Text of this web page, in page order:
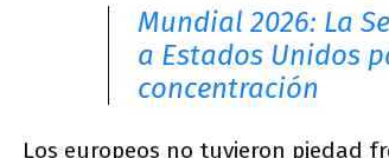
Mundial 2026: La
a Estados Unidos
concentración
Los europeos no tuvieron piedad